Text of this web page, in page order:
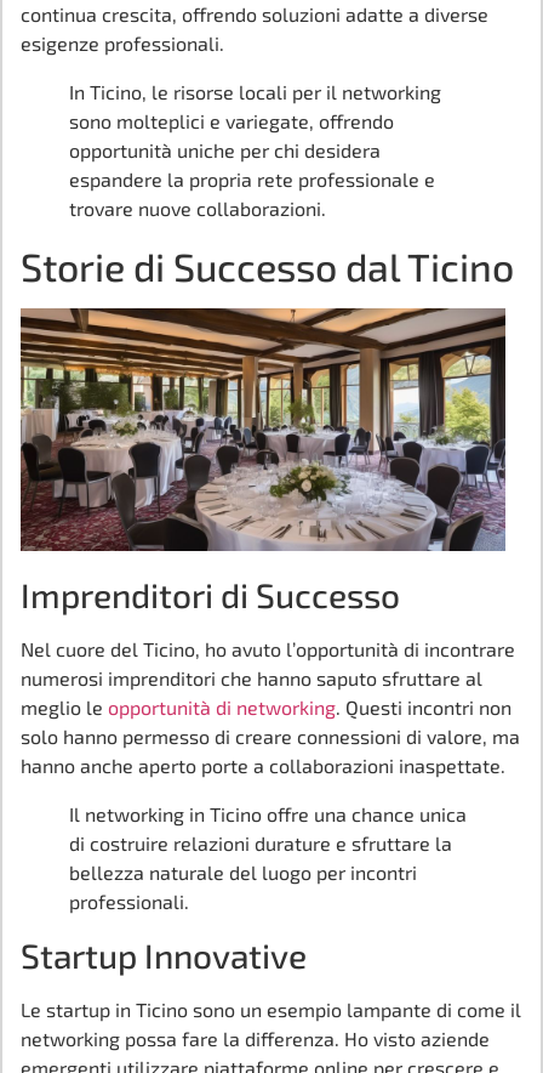
continua crescita, offrendo soluzioni adatte a diverse
esigenze professionali.
In Ticino, le risorse locali per il networking
sono molteplici e variegate, offrendo
opportunità uniche per chi desidera
espandere la propria rete professionale e
trovare nuove collaborazioni.
Storie di Successo dal Ticino
Imprenditori di Successo
Nel cuore del Ticino, ho avuto l’opportunità di incontrare
numerosi imprenditori che hanno saputo sfruttare al
meglio le opportunità di networking. Questi incontri non
solo hanno permesso di creare connessioni di valore, ma
hanno anche aperto porte a collaborazioni inaspettate.
Il networking in Ticino offre una chance unica
di costruire relazioni durature e sfruttare la
bellezza naturale del luogo per incontri
professionali.
Startup Innovative
Le startup in Ticino sono un esempio lampante di come il
networking possa fare la differenza. Ho visto aziende
emergenti utilizzare piattaforme online per crescere e